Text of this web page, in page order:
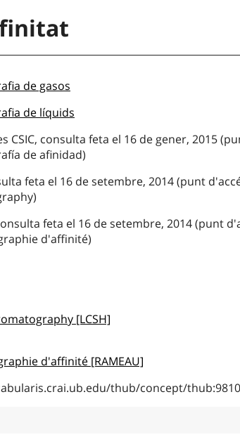
de gasos
de líquids
CSIC, consulta feta el 16 de gener, 2015
de afinidad)
feta el 16 de setembre, 2014 (punt
feta el 16 de setembre, 2014 (punt
d'affinité)
[LCSH]
d'affinité [RAMEAU]
thub/concept/